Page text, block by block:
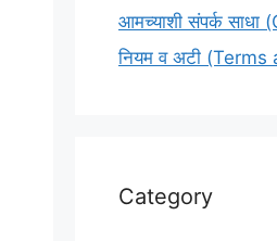
आमच्याशी संपर्क
नियम व अटी
Category